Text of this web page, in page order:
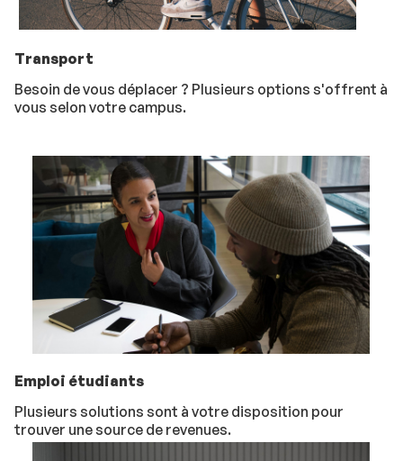
Transport
Besoin de vous déplacer ? Plusieurs options s'offrent à
vous selon votre campus.
Emploi étudiants
Plusieurs solutions sont à votre disposition pour
trouver une source de revenues.